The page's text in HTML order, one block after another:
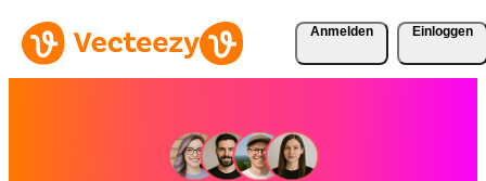
Anmelden Einloggen